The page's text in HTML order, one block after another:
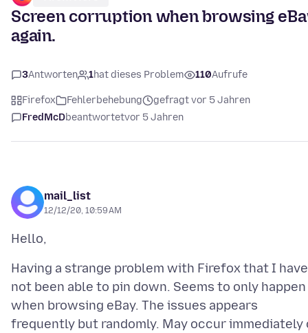
Screen corruption when browsing
again.
3Antworten 1hat dieses Problem 110Aufrufe
Firefox Fehlerbehebung
gefragt vor 5 Jahren
FredMcDbeantwortetvor 5 Jahren
mail_list
12/12/20, 10:59 AM
Having a strange problem with Firefox that I have
not been able to pin down. Seems to only happen
when browsing eBay. The issues appears
frequently but randomly. May occur immediately